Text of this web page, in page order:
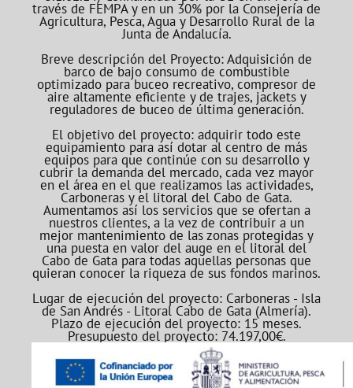
través de FEMPA y en un 30% por la Consejería de
Agricultura, Pesca, Agua y Desarrollo Rural de la
Junta de Andalucía.
Breve descripción del Proyecto: Adquisición de
barco de bajo consumo de combustible
optimizado para buceo recreativo, compresor de
aire altamente eficiente y de trajes, jackets y
reguladores de buceo de última generación.
El objetivo del proyecto: adquirir todo este
equipamiento para así dotar al centro de más
equipos para que continúe con su desarrollo y
cubrir la demanda del mercado, cada vez mayor
en el área en el que realizamos las actividades,
Carboneras y el litoral del Cabo de Gata.
Aumentamos así los servicios que se ofertan a
nuestros clientes, a la vez de contribuir a un
mejor mantenimiento de las zonas protegidas y
una puesta en valor del auge en el litoral del
Cabo de Gata para todas aquellas personas que
quieran conocer la riqueza de sus fondos marinos.
Lugar de ejecución del proyecto: Carboneras - Isla
de San Andrés - Litoral Cabo de Gata (Almería).
Plazo de ejecución del proyecto: 15 meses.
Presupuesto del proyecto: 74.197,00€.